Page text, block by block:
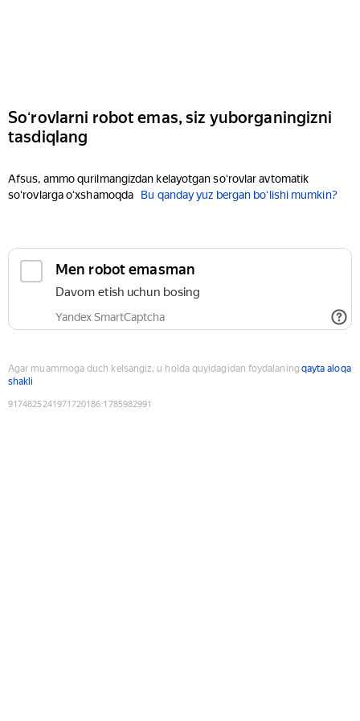
Soʻrovlarni robot emas, siz yuborganingizni
tasdiqlang
Afsus, ammo qurilmangizdan kelayotgan soʻrovlar avtomatik
soʻrovlarga oʻxshamoqda
Bu qanday yuz bergan boʻlishi mumkin?
Men robot emasman
Davom etish uchun bosing
Yandex SmartCaptcha
Agar muammoga duch kelsangiz, u holda quyidagidan foydalaning qayta aloqa
shakli
9174825241971720186:1785982991